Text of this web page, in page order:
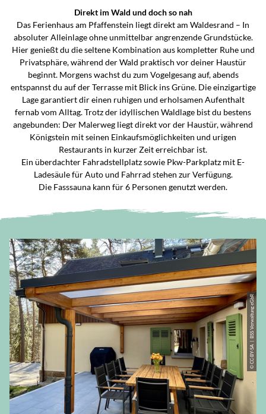
Direkt im Wald und doch so nah
Das Ferienhaus am Pfaffenstein liegt direkt am Waldesrand – In
absoluter Alleinlage ohne unmittelbar angrenzende Grundstücke.
Hier genießt du die seltene Kombination aus kompletter Ruhe und
Privatsphäre, während der Wald praktisch vor deiner Haustür
beginnt. Morgens wachst du zum Vogelgesang auf, abends
entspannst du auf der Terrasse mit Blick ins Grüne. Die einzigartige
Lage garantiert dir einen ruhigen und erholsamen Aufenthalt
fernab vom Alltag. Trotz der idyllischen Waldlage bist du bestens
angebunden: Der Malerweg liegt direkt vor der Haustür, während
Königstein mit seinen Einkaufsmöglichkeiten und urigen
Restaurants in kurzer Zeit erreichbar ist.
Ein überdachter Fahradstellplatz sowie Pkw-Parkplatz mit E-
Ladesäule für Auto und Fahrrad stehen zur Verfügung.
Die Fasssauna kann für 6 Personen genutzt werden.
© CC-BY-SA | BSS Verwaltung eGbR